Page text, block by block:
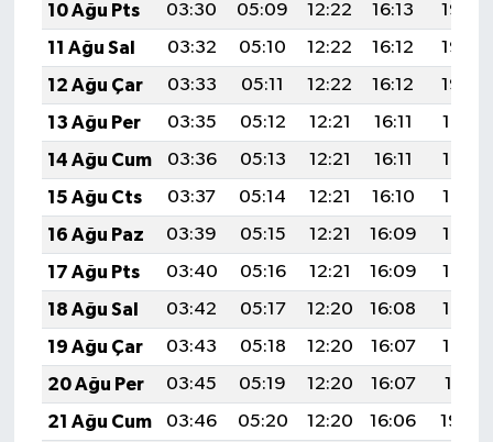
10 Ağu Pts
03:30 05:09 12:22 16:13
19:25
11 Ağu Sal
03:32 05:10 12:22 16:12
19:23
12 Ağu Çar
03:33 05:11 12:22 16:12
19:22
13 Ağu Per
03:35 05:12 12:21 16:11
19:21
14 Ağu Cum
03:36 05:13 12:21 16:11
19:19
15 Ağu Cts
03:37 05:14 12:21 16:10
19:18
16 Ağu Paz
03:39 05:15 12:21 16:09
19:17
17 Ağu Pts
03:40 05:16 12:21 16:09
19:15
18 Ağu Sal
03:42 05:17 12:20 16:08
19:14
19 Ağu Çar
03:43 05:18 12:20 16:07
19:12
20 Ağu Per
03:45 05:19 12:20 16:07
19:11
21 Ağu Cum
03:46 05:20 12:20 16:06
19:09